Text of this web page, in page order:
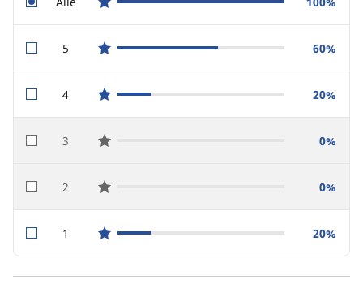
star reviews
5star reviews 60%
4star reviews 20%
3star reviews 0%
2star reviews 0%
1star reviews 20%